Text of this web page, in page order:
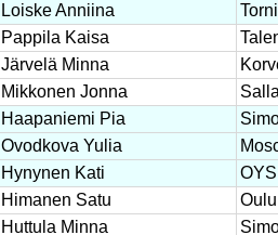
Loiske Anniina
Pappila Kaisa
Järvelä Minna
Mikkonen Jonna
Haapaniemi Pia
Ovodkova Yulia
Hynynen Kati
Himanen Satu
Oulu
Huttula Minna